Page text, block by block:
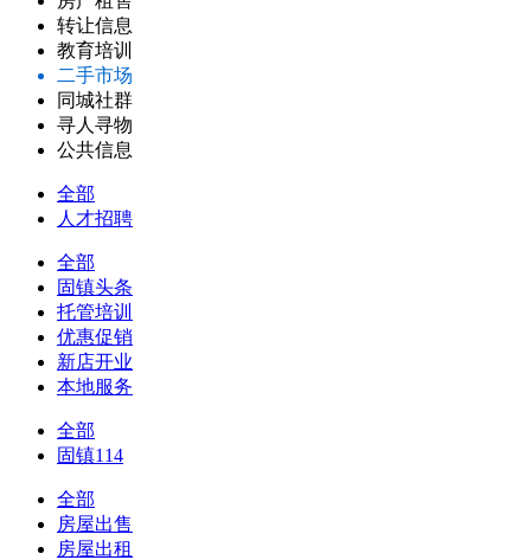
转让信息
教育培训
二手市场
同城社群
寻人寻物
公共信息
全部
人才招聘
全部
固镇头条
托管培训
优惠促销
新店开业
本地服务
全部
固镇114
全部
房屋出售
房屋出租